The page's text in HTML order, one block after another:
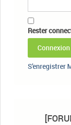
Rester
Connexion
S'enregistrer